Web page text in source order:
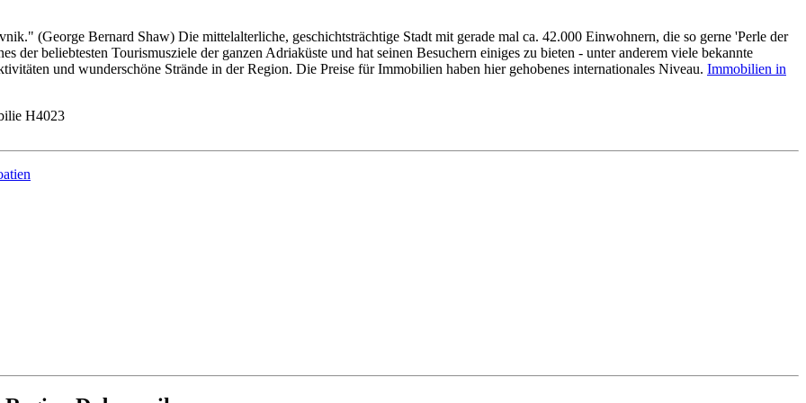
(George Bernard Shaw) Die mittelalterliche, geschichtsträchtige Stadt mit gerade mal ca. 42.000 Einwohnern, die so gerne 'Perle der
der beliebtesten Tourismusziele der ganzen Adriaküste und hat seinen Besuchern einiges zu bieten - unter anderem viele bekannte
und wunderschöne Strände in der Region. Die Preise für Immobilien haben hier gehobenes internationales Niveau. Immobilien in
H4023